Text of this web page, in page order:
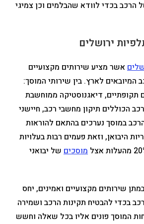
בכדי לוודא שהבלמים וכן צמיגי
ירושלים
אשר מציע שירותים מקצועיים
המיובאים לארץ. בין שירותי המוסך:
תקופתיים, דיאגנוסטיקה ממוחשבת
הכוללים תיקון מחשבי רכב, חיישני
במוסך נערכים בהתאם להוראות
היבואן, וזאת פעמים רבות בעלויות
מוסכים של יבואני
שירותים מקצועיים ואמינים, יחס
בכדי להבטיח תקינות הרכב ושמירה
המוסך פונים אליו בכל שאלה וחשש